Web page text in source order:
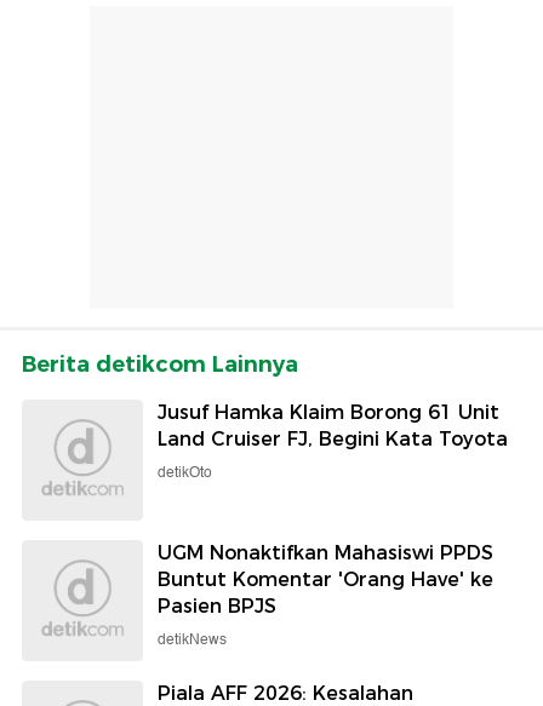
Berita detikcom Lainnya
Jusuf Hamka Klaim Borong 61 Unit
Land Cruiser FJ, Begini Kata Toyota
detikOto
UGM Nonaktifkan Mahasiswi PPDS
Buntut Komentar 'Orang Have' ke
Pasien BPJS
detikNews
Piala AFF 2026: Kesalahan